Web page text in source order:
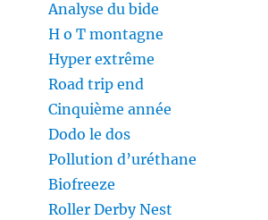
Analyse du bide
H o T montagne
Hyper extrême
Road trip end
Cinquième année
Dodo le dos
Pollution d’uréthane
Biofreeze
Roller Derby Nest